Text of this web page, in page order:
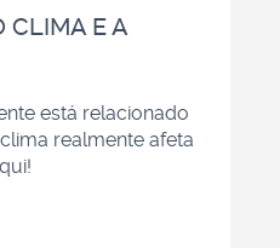
CLIMA E A
está relacionado
realmente afeta